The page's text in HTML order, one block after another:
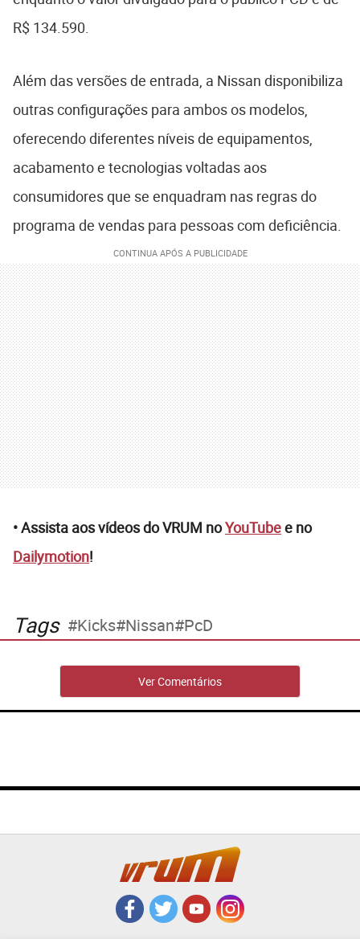
R$ 134.590.
Além das versões de entrada, a Nissan disponibiliza
outras configurações para ambos os modelos,
oferecendo diferentes níveis de equipamentos,
acabamento e tecnologias voltadas aos
consumidores que se enquadram nas regras do
programa de vendas para pessoas com deficiência.
• Assista aos vídeos do VRUM noYouTubee no
Dailymotion!
Tags Kicks Nissan PcD
Ver Comentários